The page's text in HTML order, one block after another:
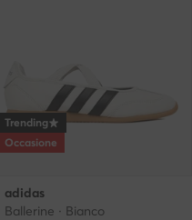
Trending
Occasione
adidas
Ballerine · Bianco